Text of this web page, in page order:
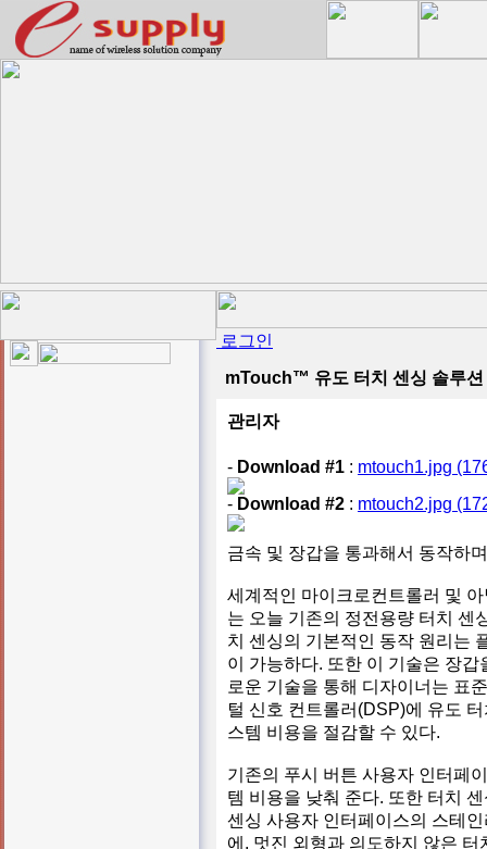
로그인
mTouch™ 유도 터치 센싱 솔루션
관리자
- Download #1 : mtouch1.jpg
- Download #2 : mtouch2.jpg
금속 및 장갑을 통과해서 동작하
세계적인 마이크로컨트롤러 및
는 오늘 기존의 정전용량 터치 센
치 센싱의 기본적인 동작 원리는
이 가능하다. 또한 이 기술은 장
로운 기술을 통해 디자이너는 표
털 신호 컨트롤러(DSP)에 유도
스템 비용을 절감할 수 있다.
기존의 푸시 버튼 사용자 인터페
템 비용을 낮춰 준다. 또한 터치
센싱 사용자 인터페이스의 스테
에, 멋진 외형과 의도하지 않은